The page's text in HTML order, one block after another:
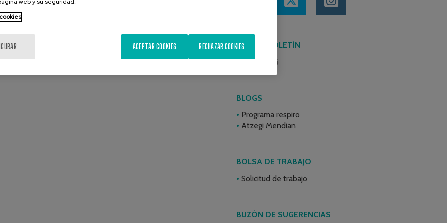
ÚLTIMO BOLETÍN
Junio 2026
BLOGS
Programa respiro
Atzegi Mendian
BOLSA DE TRABAJO
Solicitud de trabajo
BUZÓN DE SUGERENCIAS
web y su seguridad.
RECHAZAR COOKIES
ACEPTAR COOKIES